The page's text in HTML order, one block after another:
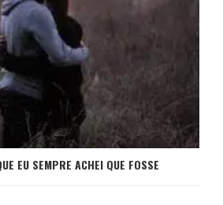
EU SEMPRE ACHEI QUE FOSSE